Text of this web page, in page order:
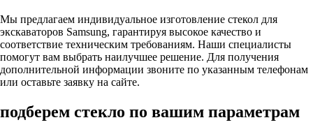
Мы предлагаем индивидуальное изготовление стекол для
экскаваторов Samsung, гарантируя высокое качество и
соответствие техническим требованиям. Наши специалисты
помогут вам выбрать наилучшее решение. Для получения
дополнительной информации звоните по указанным телефонам
или оставьте заявку на сайте.
подберем стекло по вашим параметрам